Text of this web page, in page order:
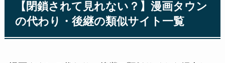
【閉鎖されて見れない？】漫画タウン
の代わり・後継の類似サイト一覧